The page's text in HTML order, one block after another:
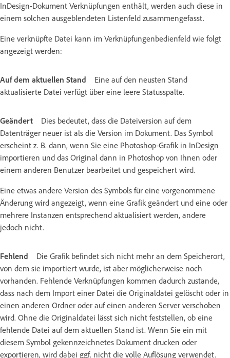
InDesign-Dokument Verknüpfungen enthält, werden auch diese in
einem solchen ausgeblendeten Listenfeld zusammengefasst.
Eine verknüpfte Datei kann im Verknüpfungenbedienfeld wie folgt
angezeigt werden:
Auf dem aktuellen Stand
Eine auf den neusten Stand
aktualisierte Datei verfügt über eine leere Statusspalte.
Geändert
Dies bedeutet, dass die Dateiversion auf dem
Datenträger neuer ist als die Version im Dokument. Das Symbol
erscheint z. B. dann, wenn Sie eine Photoshop-Grafik in InDesign
importieren und das Original dann in Photoshop von Ihnen oder
einem anderen Benutzer bearbeitet und gespeichert wird.
Eine etwas andere Version des Symbols für eine vorgenommene
Änderung wird angezeigt, wenn eine Grafik geändert und eine oder
mehrere Instanzen entsprechend aktualisiert werden, andere
jedoch nicht.
Fehlend
Die Grafik befindet sich nicht mehr an dem Speicherort,
von dem sie importiert wurde, ist aber möglicherweise noch
vorhanden. Fehlende Verknüpfungen kommen dadurch zustande,
dass nach dem Import einer Datei die Originaldatei gelöscht oder in
einen anderen Ordner oder auf einen anderen Server verschoben
wird. Ohne die Originaldatei lässt sich nicht feststellen, ob eine
fehlende Datei auf dem aktuellen Stand ist. Wenn Sie ein mit
diesem Symbol gekennzeichnetes Dokument drucken oder
exportieren, wird dabei ggf. nicht die volle Auflösung verwendet.